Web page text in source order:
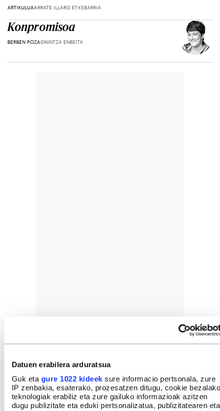
Datuen erabilera arduratsua
Guk eta gure 1022 kideek sure informacio pertsonala, zure
IP zenbakia, esaterako, prozesatzen ditugu, cookie bezalako
teknologiak erabiliz eta zure gailuko informazioak azitzen
dugu publizitate eta eduki pertsonalizatua, publizitatearen eta
ARTIKULUAARRATE ILLARO ETXEBARRIA
Konpromisoa
BERBEN POZAONINTZA ENBEITA